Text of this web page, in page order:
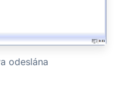
odeslána